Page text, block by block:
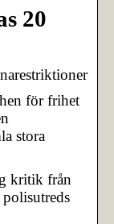
20
för frihet
stora
kritik från